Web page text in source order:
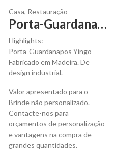
Casa, Restauração
Porta-Guardanapos Yingo Fabricado em Madeira para personalizar
Highlights:
Porta-Guardanapos Yingo
Fabricado em Madeira. De
design industrial.
Valor apresentado para o
Brinde não personalizado.
Contacte-nos para
orçamentos de personalização
e vantagens na compra de
grandes quantidades.